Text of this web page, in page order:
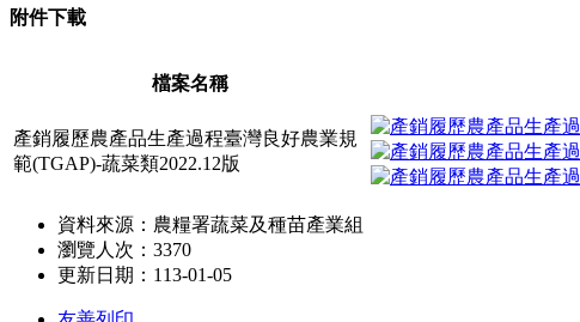
附件下載
檔案名稱
產銷履歷農產品生產過程臺灣良好農業規
範(TGAP)-蔬菜類2022.12版
資料來源：農糧署蔬菜及種苗產業組
瀏覽人次：3370
更新日期：113-01-05